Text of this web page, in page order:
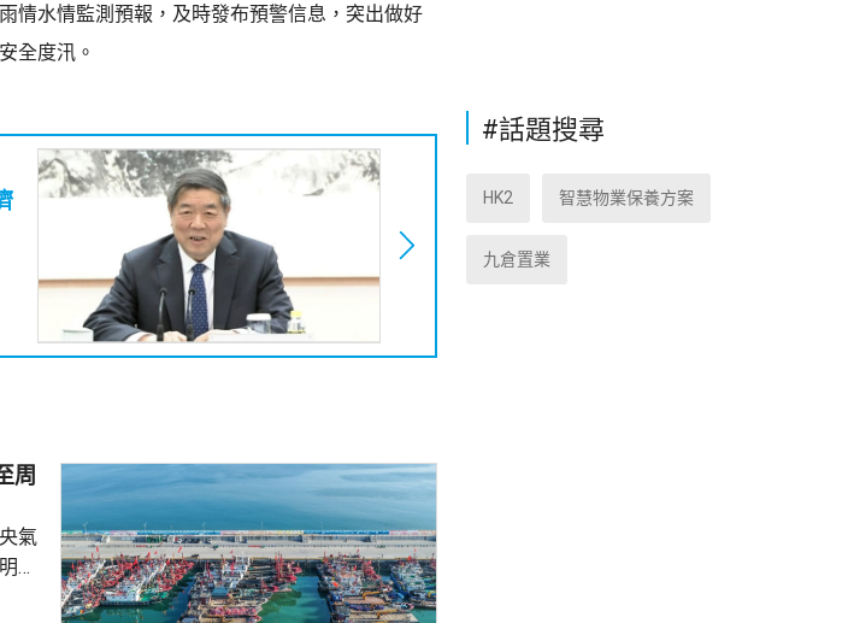
情水情監測預報，及時發布預警信息，突出做好
全度汛。
周
氣
晚
#話題搜尋
HK2 智慧物業保養方案
九倉置業